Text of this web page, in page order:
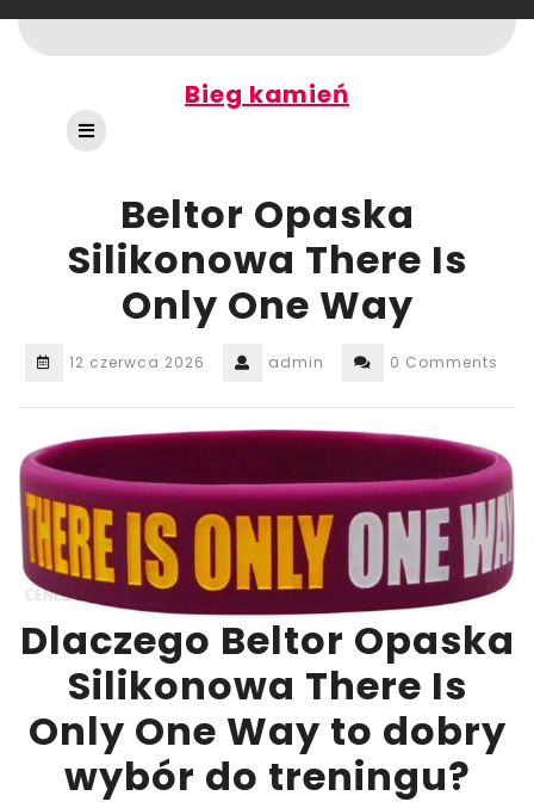
to
content
Bieg kamień
Open
Button
Beltor Opaska
Silikonowa There Is
Only One Way
12 czerwca 2026 admin 0 Comments
Dlaczego Beltor Opaska
Silikonowa There Is
Only One Way to dobry
wybór do treningu?